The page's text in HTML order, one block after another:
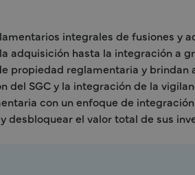
integrales de fusiones y
adquisición hasta la integración a
propiedad reglamentaria y
del SGC y la integración de la
con un enfoque de
el valor total de sus